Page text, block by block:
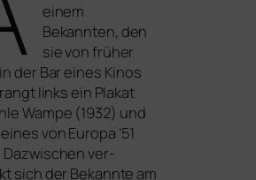
einem
Bekannten, den
sie von frü­her
der Bar eines Kinos
links ein Plakat
Wampe (1932) und
vonEuropa ’51
Dazwischen ver­
sich der Bekannte am